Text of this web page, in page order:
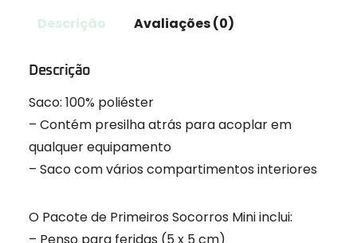
Descrição Avaliações (0)
Descrição
Saco: 100% poliéster
– Contém presilha atrás para acoplar em
qualquer equipamento
– Saco com vários compartimentos interiores
O Pacote de Primeiros Socorros Mini inclui:
– Penso para feridas (5 x 5 cm)